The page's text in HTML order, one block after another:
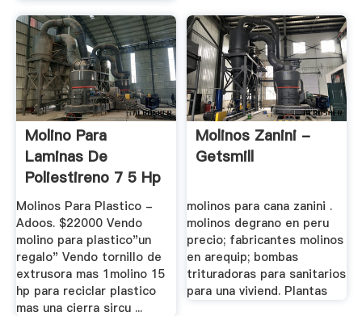
Molino Para
Laminas De
Poliestireno 7 5 Hp
Molinos Para Plastico -
Adoos. $22000 Vendo
molino para plastico"un
regalo" Vendo tornillo de
extrusora mas 1molino 15
hp para reciclar plastico
mas una cierra sircu ...
Molinos Zanini -
Getsmill
molinos para cana zanini .
molinos degrano en peru
precio; fabricantes molinos
en arequip; bombas
trituradoras para sanitarios
para una viviend. Plantas